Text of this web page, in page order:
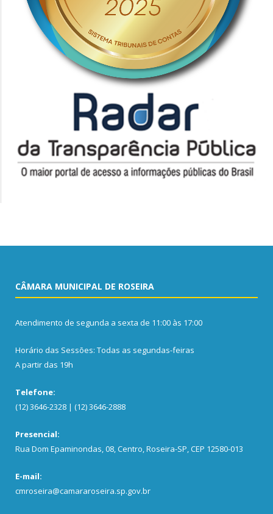
CÂMARA MUNICIPAL DE ROSEIRA
Atendimento de segunda a sexta de 11:00 às 17:00
Horário das Sessões: Todas as segundas-feiras
A partir das 19h
Telefone:
(12) 3646-2328 | (12) 3646-2888
Presencial:
Rua Dom Epaminondas, 08, Centro, Roseira-SP, CEP 12580-013
E-mail:
cmroseira@camararoseira.sp.gov.br